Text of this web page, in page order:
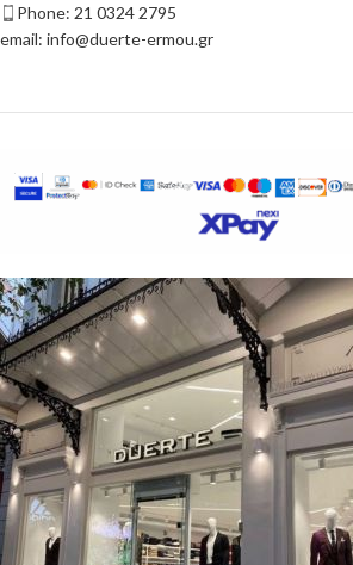
Phone: 21 0324 2795
email: info@duerte-ermou.gr